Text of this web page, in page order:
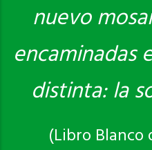
nuevo
encaminadas
distinta: la
(Libro Blanco